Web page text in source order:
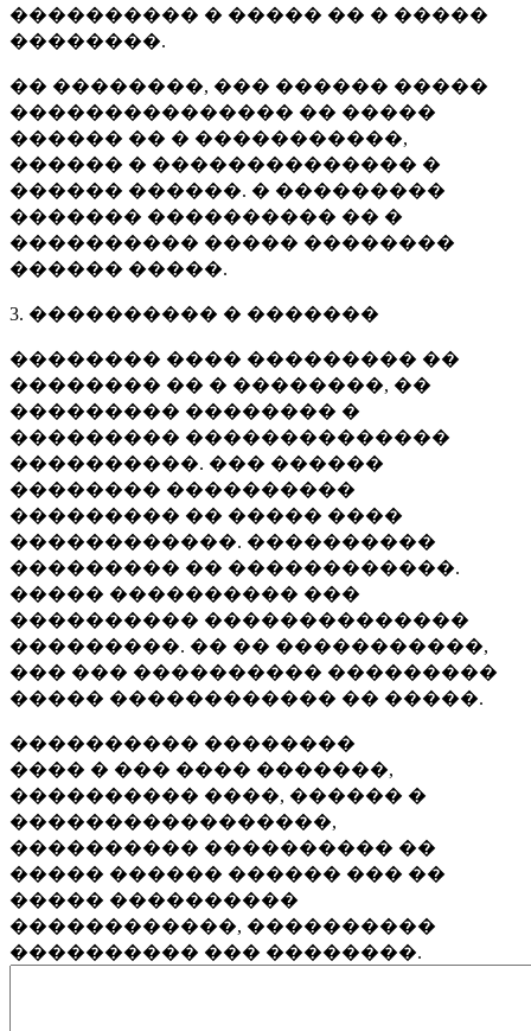
���������� � ����� �� � �����
��������.
�� ��������, ��� ������ �����
��������������� �� �����
������ �� � �����������,
������ � �������������� �
������ ������. � ���������
������� ���������� �� �
���������� ����� ��������
������ �����.
3. ���������� � �������
�������� ���� ��������� ��
�������� �� � ��������, ��
��������� �������� �
��������� ��������������
����������. ��� ������
�������� ����������
��������� �� ����� ����
������������. ����������
��������� �� ������������.
����� ���������� ���
���������� ��������������
���������. �� �� �����������,
��� ��� ���������� ���������
����� ������������ �� �����.
���������� ��������
���� � ��� ���� �������,
���������� ����, ������ �
�����������������,
���������� ���������� ��
����� ������ ������ ��� ��
����� ����������
������������, ����������
���������� ��� ��������.